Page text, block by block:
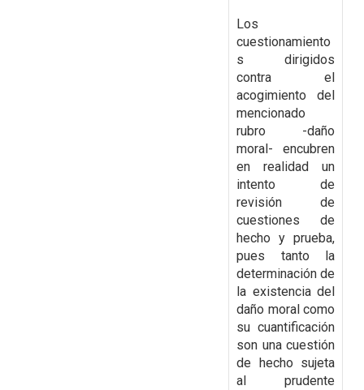
Los
cuestionamiento
s dirigidos
contra el
acogimiento del
mencionado
rubro -daño
moral- encubren
en realidad un
intento de
revisión de
cuestiones de
hecho y prueba,
pues tanto la
determinación de
la existencia del
daño moral como
su cuantificación
son una cuestión
de hecho sujeta
al prudente